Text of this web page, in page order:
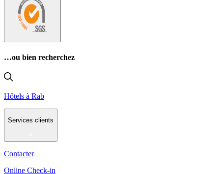
…ou bien recherchez
Hôtels à Rab
Services clients
Contacter
Online Check-in